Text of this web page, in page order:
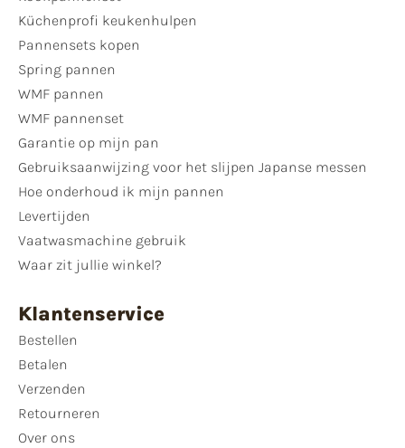
Küchenprofi keukenhulpen
Pannensets kopen
Spring pannen
WMF pannen
WMF pannenset
Garantie op mijn pan
Gebruiksaanwijzing voor het slijpen Japanse messen
Hoe onderhoud ik mijn pannen
Levertijden
Vaatwasmachine gebruik
Waar zit jullie winkel?
Klantenservice
Bestellen
Betalen
Verzenden
Retourneren
Over ons